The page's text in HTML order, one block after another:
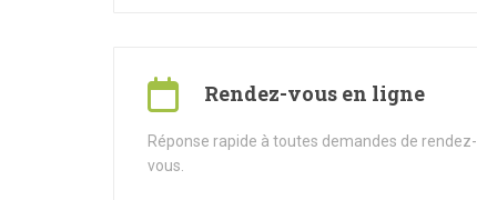
Rendez-vous en ligne
Réponse rapide à toutes demandes de rendez-
vous.